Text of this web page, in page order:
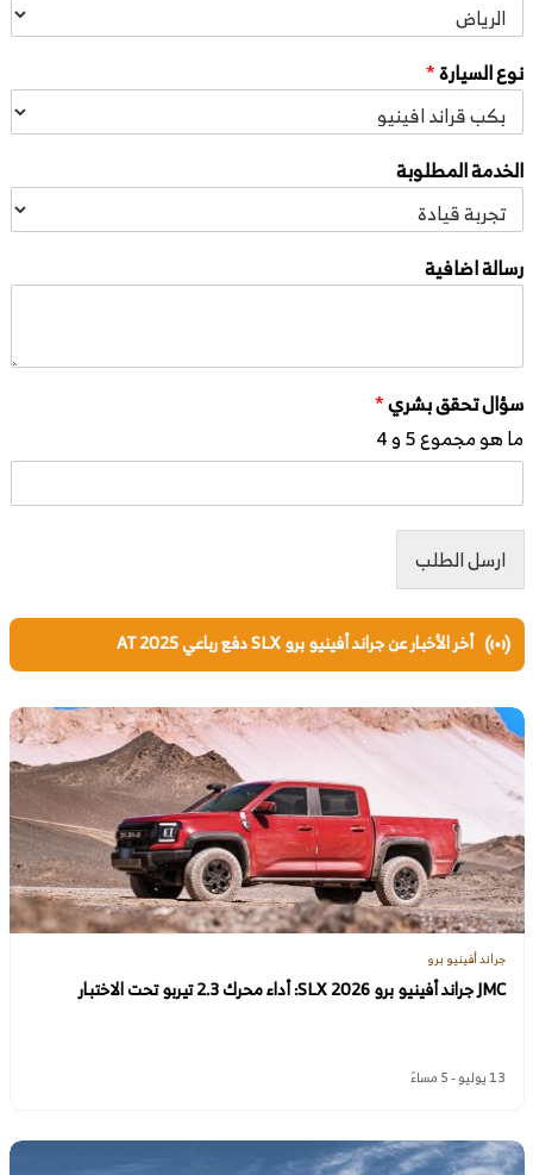
نوع السيارة*
الخدمة المطلوبة
رسالة اضافية
سؤال تحقق بشري*
ما هو مجموع 5 و 4
ارسل الطلب
أخر الأخبار عن جراند أفينيو برو SLX دفع رباعي AT 2025
جراند أفينيو برو
JMC جراند أفينيو برو SLX 2026: أداء محرك 2.3 تيربو تحت الاختبار
13 يوليو - 5 مساءً